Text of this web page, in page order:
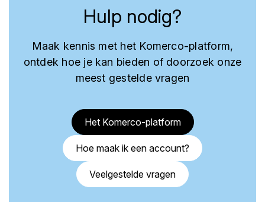
Hulp nodig?
Maak kennis met het Komerco-platform,
ontdek hoe je kan bieden of doorzoek onze
meest gestelde vragen
Het Komerco-platform
Hoe maak ik een account?
Veelgestelde vragen